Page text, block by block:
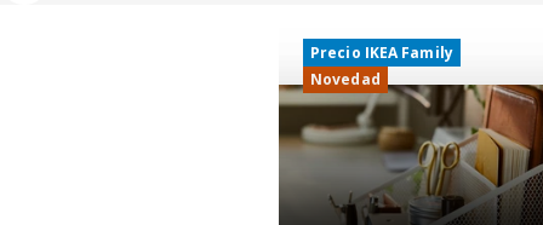
IKEA, tu tienda de muebles y
Novedad
Precio IKEA Family
Precio IKEA Family